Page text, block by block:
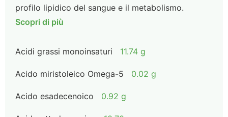
profilo lipidico del sangue e il metabolismo.
Scopri di più
Acidi grassi monoinsaturi 11.74 g
Acido miristoleico Omega-5 0.02 g
Acido esadecenoico 0.92 g